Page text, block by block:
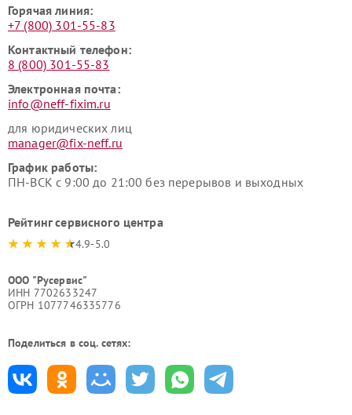
Горячая линия:
+7 (800) 301-55-83
Контактный телефон:
8 (800) 301-55-83
Электронная почта:
info@neff-fixim.ru
для юридических лиц
manager@fix-neff.ru
График работы:
ПН-ВСК с 9:00 до 21:00 без перерывов и выходных
Рейтинг сервисного центра
4.9-5.0
ООО "Русервис"
ИНН 7702633247
ОГРН 1077746335776
Поделиться в соц. сетях: